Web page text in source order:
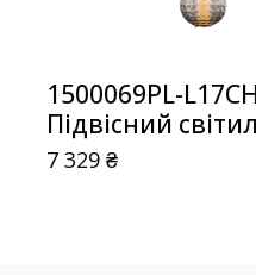
1500069PL-
Підвісний
7 329₴